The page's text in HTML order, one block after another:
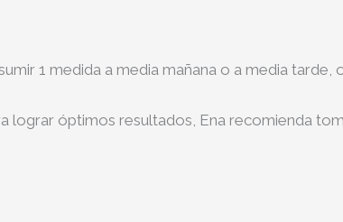
1 medida a media mañana o a media tarde,
lograr óptimos resultados, Ena recomienda